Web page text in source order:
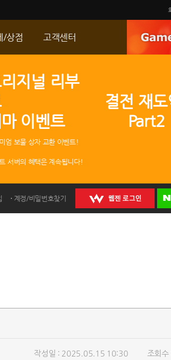
지널 리부
결전 재도
마 이벤트 Part2
엄 보물 상자 교환 이벤트!
서버의 혜택은 계속됩니다!
계정/비밀번호찾기
/상점
Wshop
시
고객센터
문의/신고
운영정책
작성일 : 2025.05.15 10:30 조회